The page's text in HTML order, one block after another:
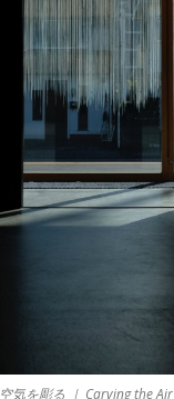
空気を彫る ｜ Carving the Air